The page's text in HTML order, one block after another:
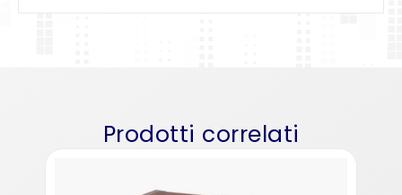
Prodotti correlati